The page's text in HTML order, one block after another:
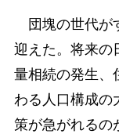
団塊の世代が
迎えた。将来の
量相続の発生、
わる人口構成の
策が急がれるの